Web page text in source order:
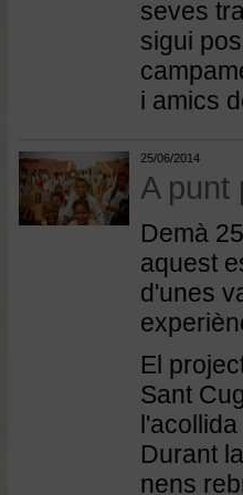
seves
sigui
i amics
25/06/2014
A punt
Demà
aquest
d'unes
El
Sant
Durant
nens